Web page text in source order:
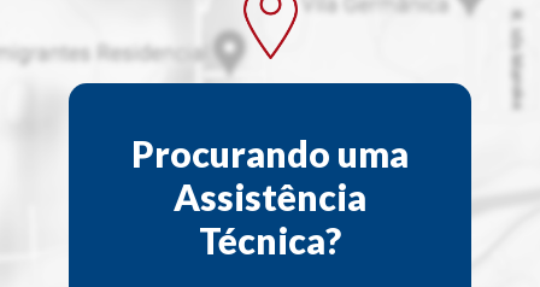
Procurando uma
Assistência
Técnica?